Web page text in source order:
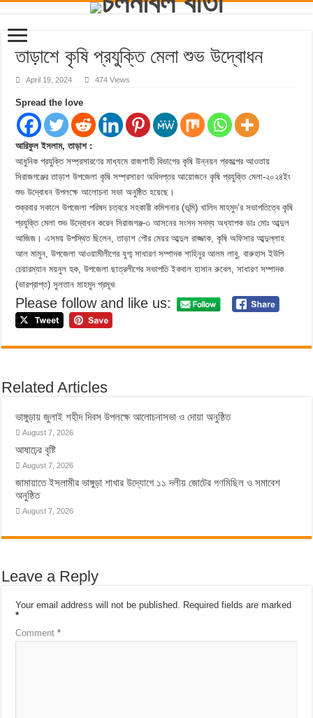
তাড়াশে কৃষি প্রযুক্তি মেলা শুভ উদ্বোধন
April 19, 2024 474 Views
Spread the love
আরিফুল ইসলাম, তাড়াশ :
আধুনিক প্রযুক্তি সম্প্রসারণের মাধ্যমে রাজশাহী বিভাগের কৃষি উন্নয়ন প্রকল্পের আওতায়
সিরাজগঞ্জের তাড়াশ উপজেলা কৃষি সম্প্রসারণ অধিদপ্তর আয়োজনে কৃষি প্রযুক্তি মেলা-২০২৪ইং
শুভ উদ্বোধন উপলক্ষে আলোচনা সভা অনুষ্ঠিত হয়েছে।
শুক্রবার সকালে উপজেলা পরিষদ চত্বরে সহকারী কমিশনার (ভূমি) খালিদ মাহমুদ’র সভাপতিত্বে কৃষি
প্রযুক্তি মেলা শুভ উদ্বোধন করেন সিরাজগঞ্জ-৩ আসনের সংসদ সদস্য অধ্যাপক ডাঃ মোঃ আব্দুল
আজিজ। এসময় উপস্থিত ছিলেন, তাড়াশ পৌর মেয়র আব্দুল রাজ্জাক, কৃষি অফিসার আব্দুল্লাহ
আল মামুন, উপজেলা আওয়ামীলীগের যুগ্ম সাধারণ সম্পাদক শাহিনুর আলম লাবু, বারুহাস ইউপি
চেয়ারম্যান ময়নুল হক, উপজেলা ছাত্রলীগের সভাপতি ইকবাল হাসান রুবেল, সাধারণ সম্পাদক
(ভারপ্রাপ্ত) সুলতান মাহমুদ প্রমূখ৷
Please follow and like us:
Related Articles
ভাঙ্গুড়ায় জুলাই শহীদ দিবস উপলক্ষে আলোচনাসভা ও দোয়া অনুষ্ঠিত
August 7, 2026
আষাঢ়ের বৃষ্টি
August 7, 2026
জামায়াতে ইসলামীর ভাঙ্গুড়া শাখার উদ্যোগে ১১ দলীয় জোটের গণমিছিল ও সমাবেশ
অনুষ্ঠিত
August 7, 2026
Leave a Reply
Your email address will not be published. Required fields are marked
*
Comment*